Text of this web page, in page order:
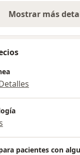
acompañarte en tu
y equilibrada.
efectiva y te
Mostrar mássobre
pacientes con